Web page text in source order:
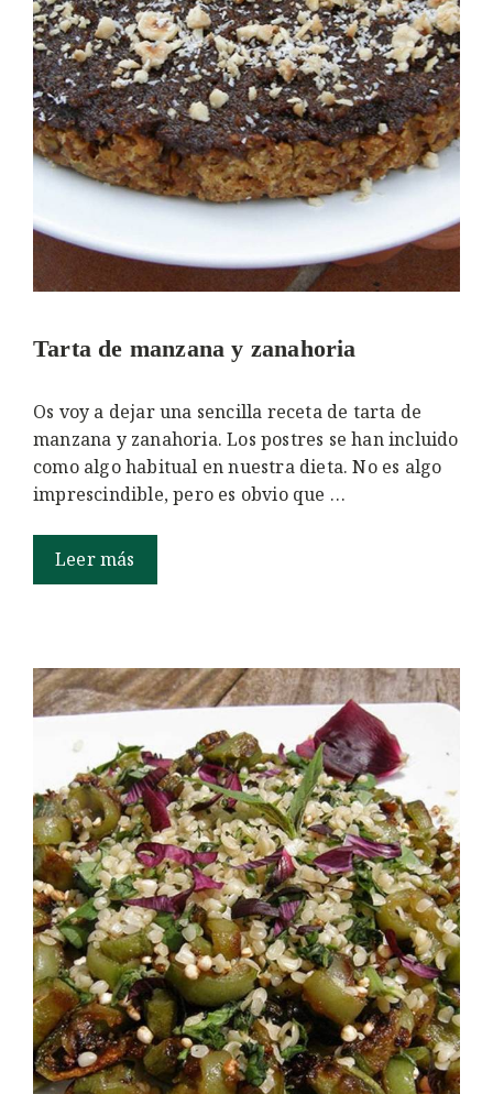
Tarta de manzana y zanahoria
Os voy a dejar una sencilla receta de tarta de
manzana y zanahoria. Los postres se han incluido
como algo habitual en nuestra dieta. No es algo
imprescindible, pero es obvio que …
Leer más